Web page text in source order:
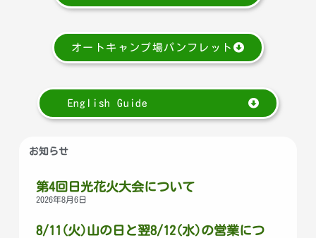
オートキャンプ場パンフレット
English Guide
お知らせ
第4回日光花火大会について
2026年8月6日
8/11(火)山の日と翌8/12(水)の営業につ